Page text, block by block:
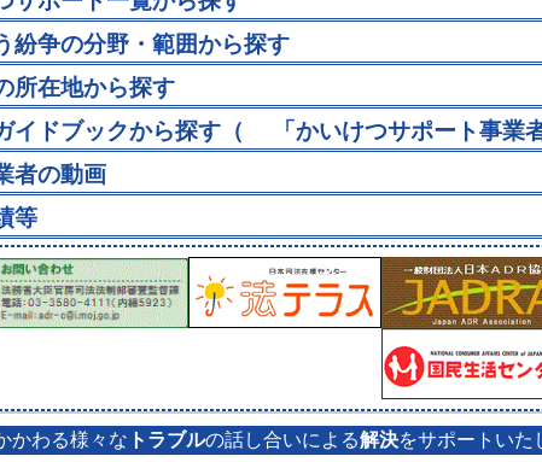
紛争の分野・範囲から探す
所在地から探す
イドブックから探す（
「かいけつサポート事
者の動画
等
かわる様々な トラブルの話し合いによる解決をサポートいた